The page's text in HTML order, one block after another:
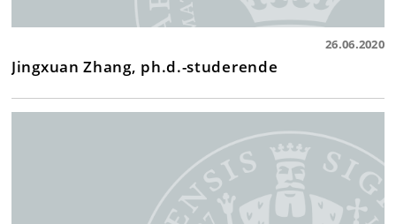
26.06.2020
Jingxuan Zhang, ph.d.-studerende